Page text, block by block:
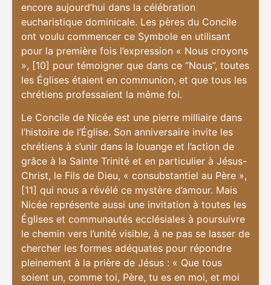
encore aujourd’hui dans la célébration
eucharistique dominicale. Les pères du Concile
ont voulu commencer ce Symbole en utilisant
pour la première fois l’expression « Nous croyons
», [10] pour témoigner que dans ce “Nous”, toutes
les Églises étaient en communion, et que tous les
chrétiens professaient la même foi.
Le Concile de Nicée est une pierre milliaire dans
l’histoire de l’Église. Son anniversaire invite les
chrétiens à s’unir dans la louange et l’action de
grâce à la Sainte Trinité et en particulier à Jésus-
Christ, le Fils de Dieu, « consubstantiel au Père »,
[11] qui nous a révélé ce mystère d’amour. Mais
Nicée représente aussi une invitation à toutes les
Églises et communautés ecclésiales à poursuivre
le chemin vers l’unité visible, à ne pas se lasser de
chercher les formes adéquates pour répondre
pleinement à la prière de Jésus : « Que tous
soient un, comme toi, Père, tu es en moi, et moi